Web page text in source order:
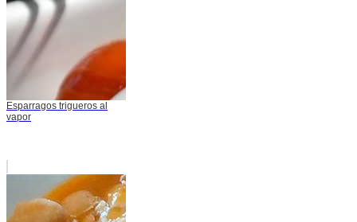
Esparragos trigueros al
vapor